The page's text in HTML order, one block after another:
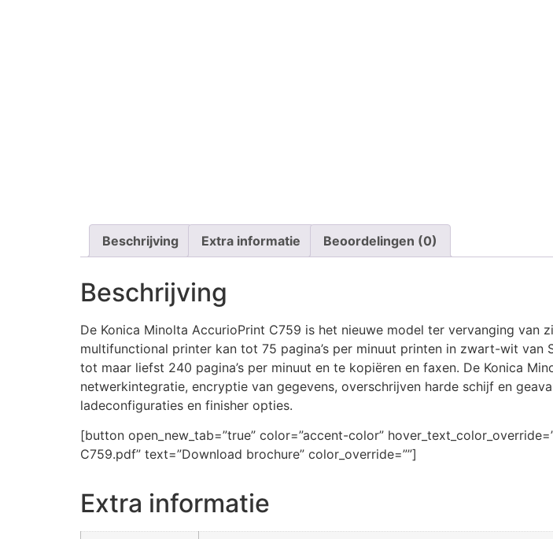
Beschrijving Extra informatie Beoordelingen (0)
Beschrijving
De Konica Minolta AccurioPrint C759 is het nieuwe model ter vervanging van
multifunctional printer kan tot 75 pagina’s per minuut printen in zwart-wit
tot maar liefst 240 pagina’s per minuut en te kopiëren en faxen. De Konica
netwerkintegratie, encryptie van gegevens, overschrijven harde schijf en
ladeconfiguraties en finisher opties.
[button open_new_tab=”true” color=”accent-color”
C759.pdf” text=”Download brochure” color_override=””]
Extra informatie